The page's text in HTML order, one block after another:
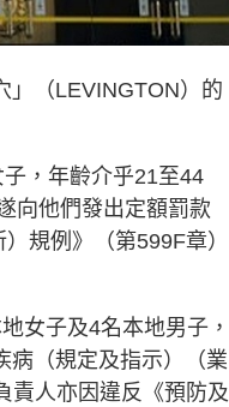
」（LEVINGTON）的
，年齡介乎21至44
向他們發出定額罰款
規例》（第599F章）
女子及4名本地男子，
病（規定及指示）（業
責人亦因違反《預防及